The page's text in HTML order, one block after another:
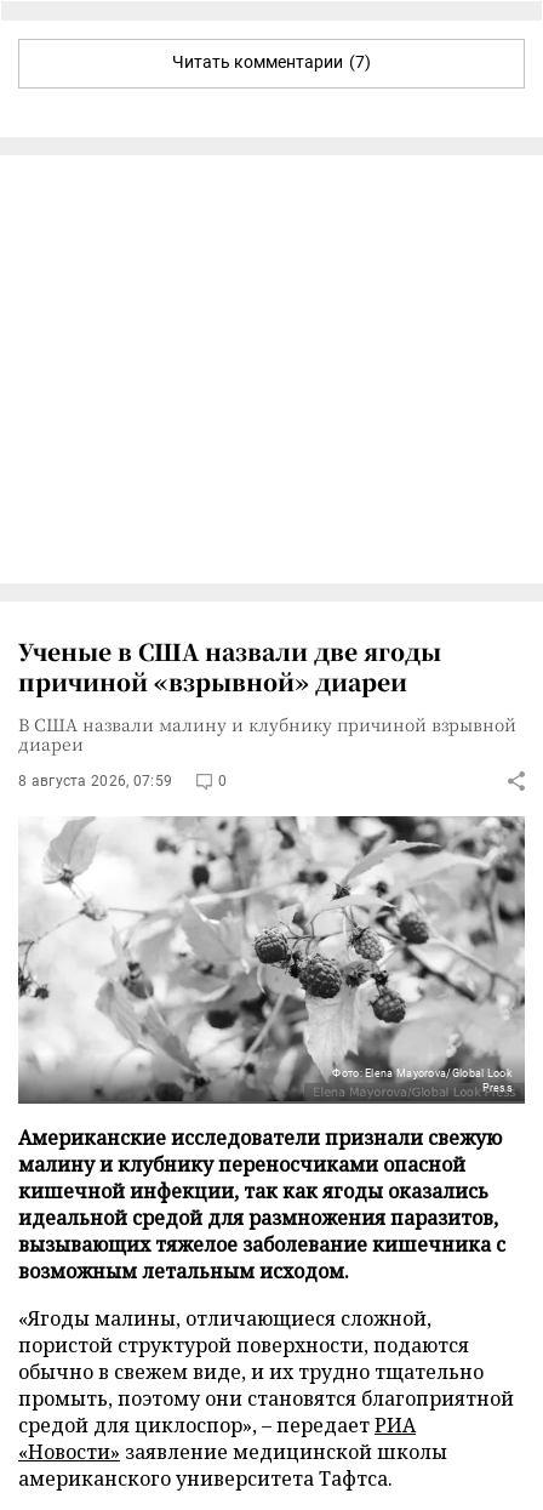
Читать комментарии (7)
Ученые в США назвали две ягоды
причиной «взрывной» диареи
В США назвали малину и клубнику причиной взрывной
диареи
8 августа 2026, 07:59 0
Фото: Elena Mayorova/Global Look
Press
Американские исследователи признали свежую
малину и клубнику переносчиками опасной
кишечной инфекции, так как ягоды оказались
идеальной средой для размножения паразитов,
вызывающих тяжелое заболевание кишечника с
возможным летальным исходом.
«Ягоды малины, отличающиеся сложной,
пористой структурой поверхности, подаются
обычно в свежем виде, и их трудно тщательно
промыть, поэтому они становятся благоприятной
средой для циклоспор», – передаетРИА
«Новости» заявление медицинской школы
американского университета Тафтса.